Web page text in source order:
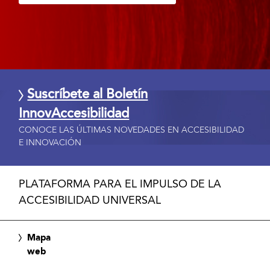
Suscríbete al Boletín
InnovAccesibilidad
CONOCE LAS ÚLTIMAS NOVEDADES EN ACCESIBILIDAD
E INNOVACIÓN
PLATAFORMA PARA EL IMPULSO DE LA
ACCESIBILIDAD UNIVERSAL
Mapa
web